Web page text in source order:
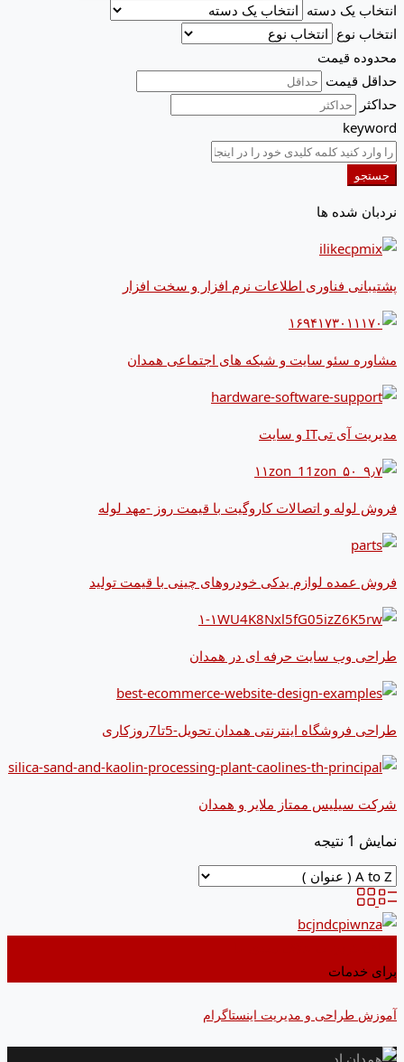
انتخاب یک دسته
انتخاب نوع
محدوده قیمت
حداقل قیمت
حداکثر
keyword
جستجو
نردبان شده ها
پشتیبانی فناوری اطلاعات نرم افزار و سخت افزار
مشاوره سئو سایت و شبکه های اجتماعی همدان
مدیریت آی تیIT و سایت
فروش لوله و اتصالات کاروگیت با قیمت روز -مهد لوله
فروش عمده لوازم یدکی خودروهای چینی با قیمت تولید
طراحی وب سایت حرفه ای در همدان
طراحی فروشگاه اینترنتی همدان تحویل-5تا7روزکاری
شرکت سیلیس ممتاز ملایر و همدان
نمایش 1 نتیجه
برای خدمات
آموزش طراحی و مدیریت اینستاگرام